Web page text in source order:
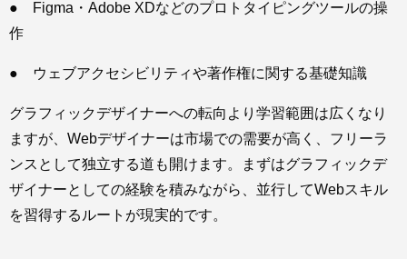
● Figma・Adobe XDなどのプロトタイピングツールの操
作
● ウェブアクセシビリティや著作権に関する基礎知識
グラフィックデザイナーへの転向より学習範囲は広くなり
ますが、Webデザイナーは市場での需要が高く、フリーラ
ンスとして独立する道も開けます。まずはグラフィックデ
ザイナーとしての経験を積みながら、並行してWebスキル
を習得するルートが現実的です。